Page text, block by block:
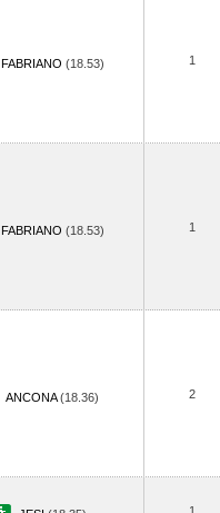
FABRIANO (18.53) 1
FABRIANO (18.53) 1
ANCONA(18.36) 2